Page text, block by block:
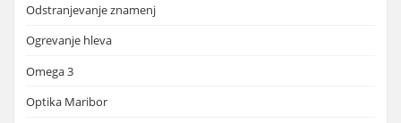
Odstranjevanje znamenj
Ogrevanje hleva
Omega 3
Optika Maribor